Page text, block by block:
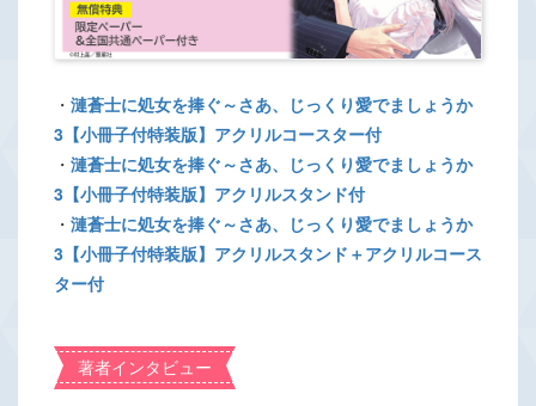
・ 漣蒼士に処女を捧ぐ～さあ、じっくり愛でましょうか
3【小冊子付特装版】アクリルコースター付
・ 漣蒼士に処女を捧ぐ～さあ、じっくり愛でましょうか
3【小冊子付特装版】アクリルスタンド付
・ 漣蒼士に処女を捧ぐ～さあ、じっくり愛でましょうか
3【小冊子付特装版】アクリルスタンド＋アクリルコース
ター付
著者インタビュー